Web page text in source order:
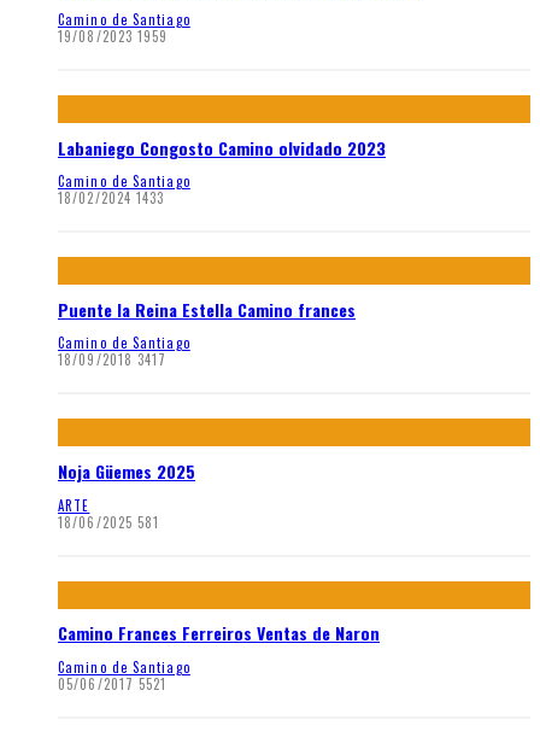
Camino de Santiago
19/08/2023 1959
Labaniego Congosto Camino olvidado 2023
Camino de Santiago
18/02/2024 1433
Puente la Reina Estella Camino frances
Camino de Santiago
18/09/2018 3417
Noja Güemes 2025
ARTE
18/06/2025 581
Camino Frances Ferreiros Ventas de Naron
Camino de Santiago
05/06/2017 5521